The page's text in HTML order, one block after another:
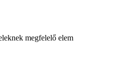
megfelelő elem